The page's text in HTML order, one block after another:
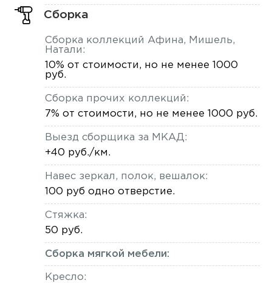
Сборка
Сборка коллекций Афина, Мишель,
Натали:
10% от стоимости, но не менее 1000
руб.
Сборка прочих коллекций:
7% от стоимости, но не менее 1000 руб.
Выезд сборщика за МКАД:
+40 руб./км.
Навес зеркал, полок, вешалок:
100 руб одно отверстие.
Стяжка:
50 руб.
Сборка мягкой мебели:
Кресло: